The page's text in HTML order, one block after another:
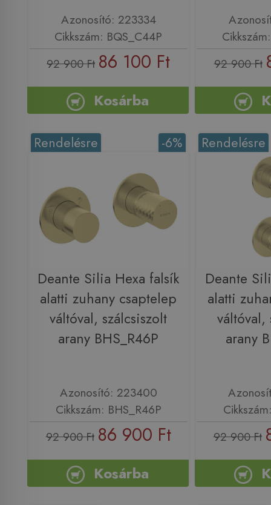
Azonosító: 223334
Cikkszám: BQS_C44P
92 900 Ft 86 100 Ft
Kosárba
92 900 Ft
-6%
Rendelésre
Deante Silia Hexa falsík
alatti zuhany csaptelep
váltóval, szálcsiszolt
arany BHS_R46P
Azonosító: 223400
Cikkszám: BHS_R46P
92 900 Ft 86 900 Ft
Kosárba
Rendelésre
Deante
alatti
váltóval,
arany
92 900 Ft